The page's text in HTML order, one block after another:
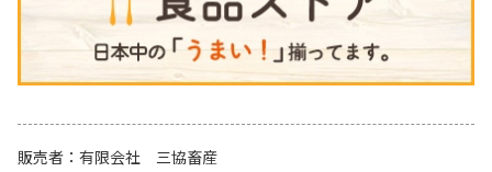
販売者
有限会社 三協畜産